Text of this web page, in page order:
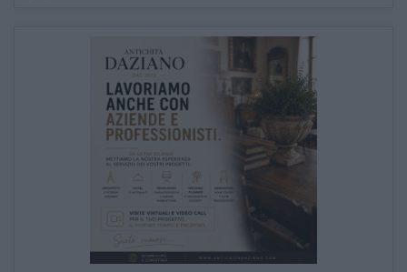
CATALOGO COMPLETO
MOBILI
CAMERE